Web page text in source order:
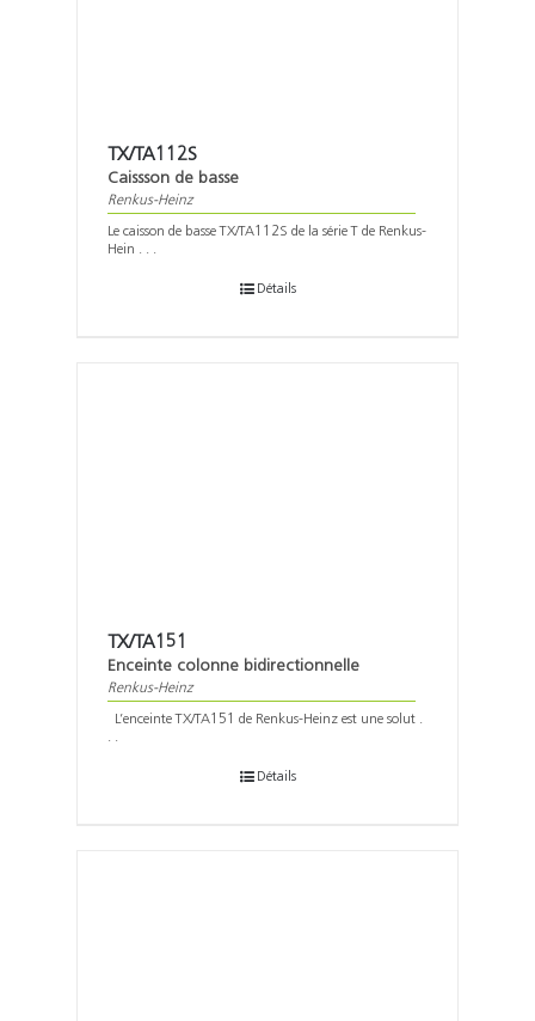
TX/TA112S
Caissson de basse
Renkus-Heinz
Le caisson de basse TX/TA112S de la série T de Renkus-
Hein . . .
Détails
TX/TA151
Enceinte colonne bidirectionnelle
Renkus-Heinz
L’enceinte TX/TA151 de Renkus-Heinz est une solut .
. .
Détails